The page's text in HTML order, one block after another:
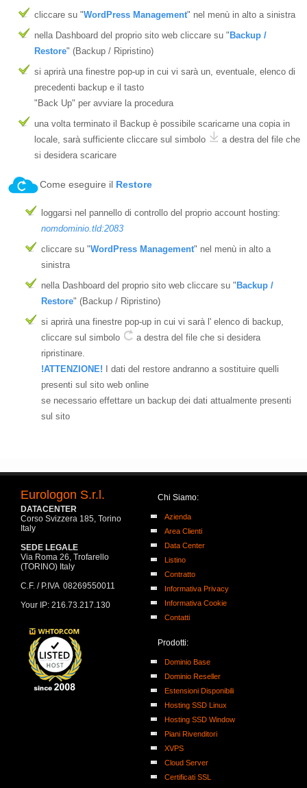
cliccare su "WordPress Management" nel menù in alto a sinistra
nella Dashboard del proprio sito web cliccare su " Backup /
Restore" (Backup / Ripristino)
si aprirà una finestre pop-up in cui vi sarà un, eventuale, elenco di
precedenti backup e il tasto
"Back Up" per avviare la procedura
una volta terminato il Backup è possibile scaricarne una copia in
locale, sarà sufficiente cliccare sul simbolo
a destra del file che
si desidera scaricare
Come eseguire il Restore
loggarsi nel pannello di controllo del proprio account hosting:
nomdominio.tld:2083
cliccare su "WordPress Management" nel menù in alto a
sinistra
nella Dashboard del proprio sito web cliccare su " Backup /
Restore" (Backup / Ripristino)
si aprirà una finestre pop-up in cui vi sarà l' elenco di backup,
cliccare sul simbolo
a destra del file che si desidera
ripristinare.
!ATTENZIONE! I dati del restore andranno a sostituire quelli
presenti sul sito web online
se necessario effettare un backup dei dati attualmente presenti
sul sito
Eurologon S.r.l.
DATACENTER
Corso Svizzera 185, Torino
Italy
SEDE LEGALE
Via Roma 26, Trofarello
(TORINO) Italy
C.F. / P.IVA 08269550011
Your IP: 216.73.217.130
Chi Siamo:
Azienda
Area Clienti
Data Center
Listino
Contratto
Informativa Privacy
Informativa Cookie
Contatti
Prodotti:
Dominio Base
Dominio Reseller
Estensioni Disponibili
Hosting SSD Linux
Hosting SSD Window
Piani Rivenditori
XVPS
Cloud Server
Certificati SSL